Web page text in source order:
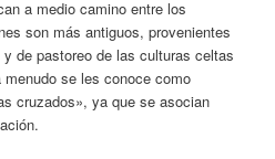
a medio camino entre los
son más antiguos, provenientes
de pastoreo de las culturas celtas
se les conoce como
cruzados», ya que se asocian